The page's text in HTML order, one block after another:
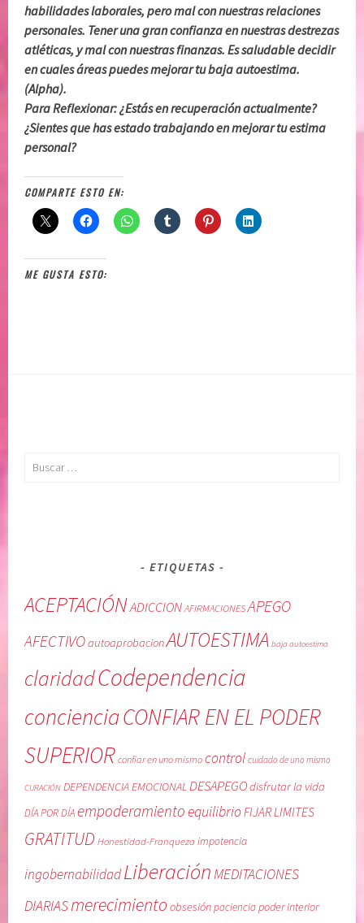
habilidades laborales, pero mal con nuestras relaciones
personales. Tener una gran confianza en nuestras destrezas
atléticas, y mal con nuestras finanzas. Es saludable decidir
en cuales áreas puedes mejorar tu baja autoestima.
(Alpha).
Para Reflexionar: ¿Estás en recuperación actualmente?
¿Sientes que has estado trabajando en mejorar tu estima
personal?
COMPARTE ESTO EN:
ME GUSTA ESTO:
Buscar:
ETIQUETAS
ACEPTACIÓNADICCION AFIRMACIONES APEGO
AFECTIVOautoaprobacionAUTOESTIMA baja autoestima
claridadCodependencia
concienciaCONFIAR EN EL PODER
SUPERIOR confiar en uno mismo control cuidado de uno mismo
CURACIÓN DEPENDENCIA EMOCIONAL DESAPEGOdisfrutar la vida
DÍA POR DÍAempoderamientoequilibrioFIJAR LIMITES
GRATITUD Honestidad-Franqueza impotencia
ingobernabilidadLiberación MEDITACIONES
DIARIASmerecimiento obsesiónpacienciapoder interior